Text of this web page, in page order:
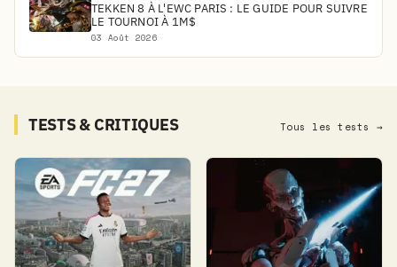
TEKKEN 8 À L'EWC PARIS : LE GUIDE POUR SUIVRE
LE TOURNOI À 1M$
03 Août 2026
TESTS & CRITIQUES Tous les tests →